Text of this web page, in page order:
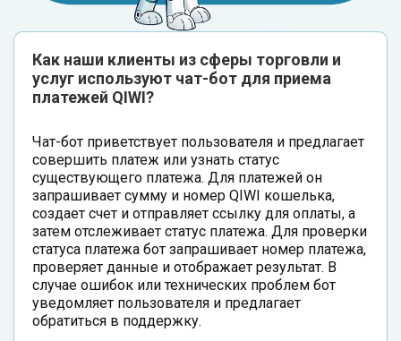
Как наши клиенты из сферы торговли и
услуг используют чат-бот для приема
платежей QIWI?
Чат-бот приветствует пользователя и предлагает
совершить платеж или узнать статус
существующего платежа. Для платежей он
запрашивает сумму и номер QIWI кошелька,
создает счет и отправляет ссылку для оплаты, а
затем отслеживает статус платежа. Для проверки
статуса платежа бот запрашивает номер платежа,
проверяет данные и отображает результат. В
случае ошибок или технических проблем бот
уведомляет пользователя и предлагает
обратиться в поддержку.